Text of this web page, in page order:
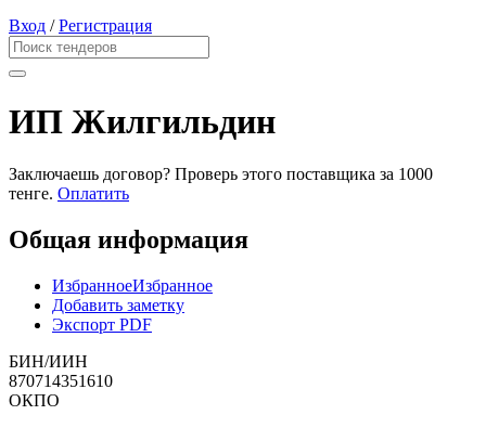
Вход /Регистрация
ИП Жилгильдин
Заключаешь договор? Проверь этого поставщика за 1000
тенге. Оплатить
Общая информация
ИзбранноеИзбранное
Добавить заметку
Экспорт PDF
БИН/ИИН
870714351610
ОКПО